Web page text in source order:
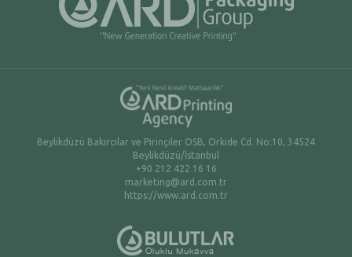
Beylikdüzü Bakırcılar ve Pirinçiler OSB, Orkide Cd. No:10, 34524
Beylikdüzü/İstanbul
+90 212 422 16 16
marketing@ard.com.tr
https://www.ard.com.tr